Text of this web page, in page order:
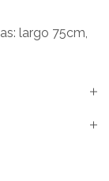
largo 75cm,